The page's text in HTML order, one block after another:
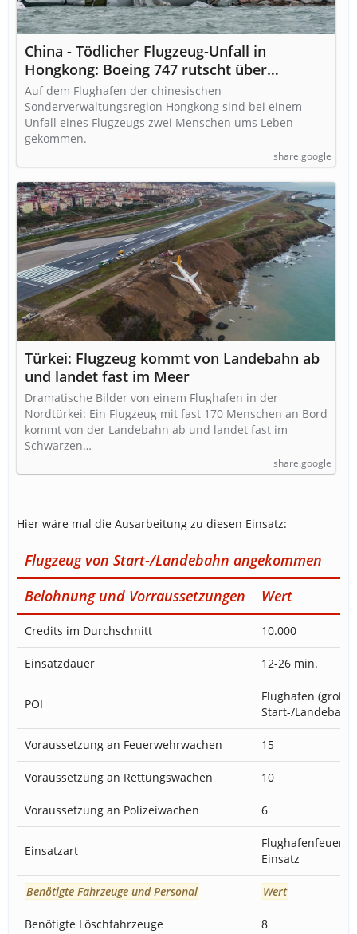
China - Tödlicher Flugzeug-Unfall in
Hongkong: Boeing 747 rutscht über
Landebahn ins Meer
Auf dem Flughafen der chinesischen
Sonderverwaltungsregion Hongkong sind bei einem
Unfall eines Flugzeugs zwei Menschen ums Leben
gekommen.
share.google
Türkei: Flugzeug kommt von Landebahn ab
und landet fast im Meer
Dramatische Bilder von einem Flughafen in der
Nordtürkei: Ein Flugzeug mit fast 170 Menschen an Bord
kommt von der Landebahn ab und landet fast im
Schwarzen…
share.google
Hier wäre mal die Ausarbeitung zu diesen Einsatz:
Flugzeug von Start-/Landebahn angekommen
Belohnung und Vorraussetzungen
Wert
Credits im Durchschnitt 10.000
Einsatzdauer 12-26 min.
POI
Flughafen (groß):
Start-/Landebahn
Voraussetzung an Feuerwehrwachen 15
Voraussetzung an Rettungswachen 10
Voraussetzung an Polizeiwachen 6
Einsatzart
Einsatz
Benötigte Fahrzeuge und Personal Wert
Benötigte Löschfahrzeuge 8